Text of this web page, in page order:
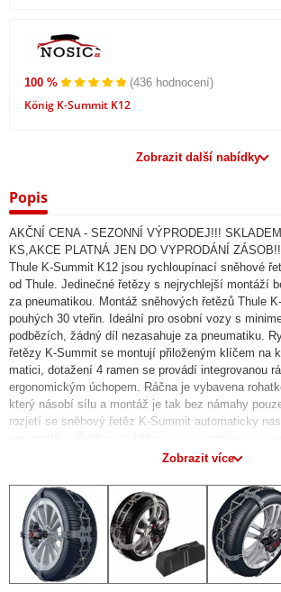
100 % (436 hodnocení)
König K-Summit K12
Zobrazit další nabídky
Popis
AKČNÍ CENA - SEZONNÍ VÝPRODEJ!!!
KS,AKCE PLATNÁ JEN DO VYPRODÁNÍ
Thule K-Summit K12 jsou rychloupínací sněhové
od Thule. Jedinečné řetězy s nejrychlejší montáží
za pneumatikou. Montáž sněhových řetězů Thule
pouhých 30 vteřin. Ideální pro osobní vozy s
podbězích, žádný díl nezasahuje za pneumatiku.
řetězy K-Summit se montují přiloženým klíčem na
matici, dotažení 4 ramen se provádí integrovanou
ergonomickým úchopem. Ráčna je vybavena
který násobí sílu a montáž je tak bez námahy
rozjetí se sněhový řetěz K-Summit automaticky
trakčními destičkami z plastu, destičky mají hroty z
ledu, ocelové napínací pružiny dokonale napnou
pneumatik. Ramena lze sklopit a 1 pár sněhových
přepravní tašky z nylonu. Žádné adaptery nejsou
během zimní sezony. Součástí dodávky jsou
mm, 21 mm a 22 mm kolový šroub/matku. Splňuje
CUNA, UNI 11313, TUV. Thule K-Summit K12 -
Zobrazit více